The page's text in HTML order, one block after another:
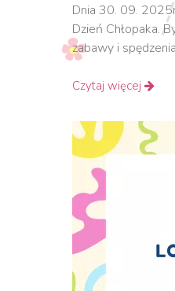
Dnia 30. 09.
Dzień Chłopaka.
zabawy i
Czytaj więcej